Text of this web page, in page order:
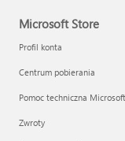
Microsoft Store
Profil konta
Centrum pobierania
Pomoc techniczna
Zwroty